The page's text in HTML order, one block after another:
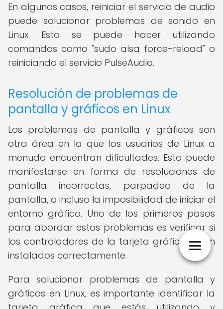
En algunos casos, reiniciar el servicio de audio
puede solucionar problemas de sonido en
Linux. Esto se puede hacer utilizando
comandos como "sudo alsa force-reload" o
reiniciando el servicio PulseAudio.
Resolución de problemas de
pantalla y gráficos en Linux
Los problemas de pantalla y gráficos son
otra área en la que los usuarios de Linux a
menudo encuentran dificultades. Esto puede
manifestarse en forma de resoluciones de
pantalla incorrectas, parpadeo de la
pantalla, o incluso la imposibilidad de iniciar el
entorno gráfico. Uno de los primeros pasos
para abordar estos problemas es verificar si
los controladores de la tarjeta gráfica están
instalados correctamente.
Para solucionar problemas de pantalla y
gráficos en Linux, es importante identificar la